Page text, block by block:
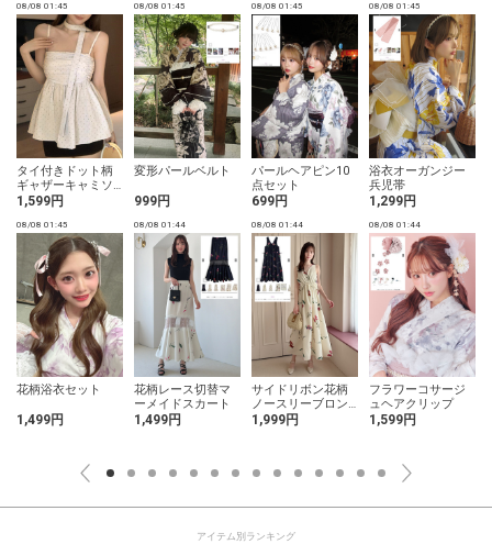
08/08 01:45
タイ付きドット柄
ギャザーキャミソ
ール
1,599円
08/08 01:45
変形パールベルト
999円
08/08 01:45
パールヘアピン10
点セット
699円
08/08 01:45
浴衣オーガンジー
兵児帯
1,299円
08/08 01:45
花柄浴衣セット
1,499円
08/08 01:44
花柄レース切替マ
ーメイドスカート
1,499円
08/08 01:44
サイドリボン花柄
ノースリーブロン
グワンピース
1,999円
08/08 01:44
フラワーコサージ
ュヘアクリップ
1,599円
アイテム別ランキング